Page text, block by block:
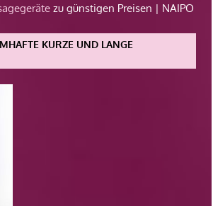
zu günstigen Preisen | NAIPO
KURZE UND LANGE